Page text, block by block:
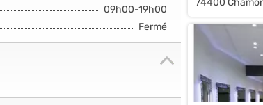
09h00-19h00
Fermé
74400